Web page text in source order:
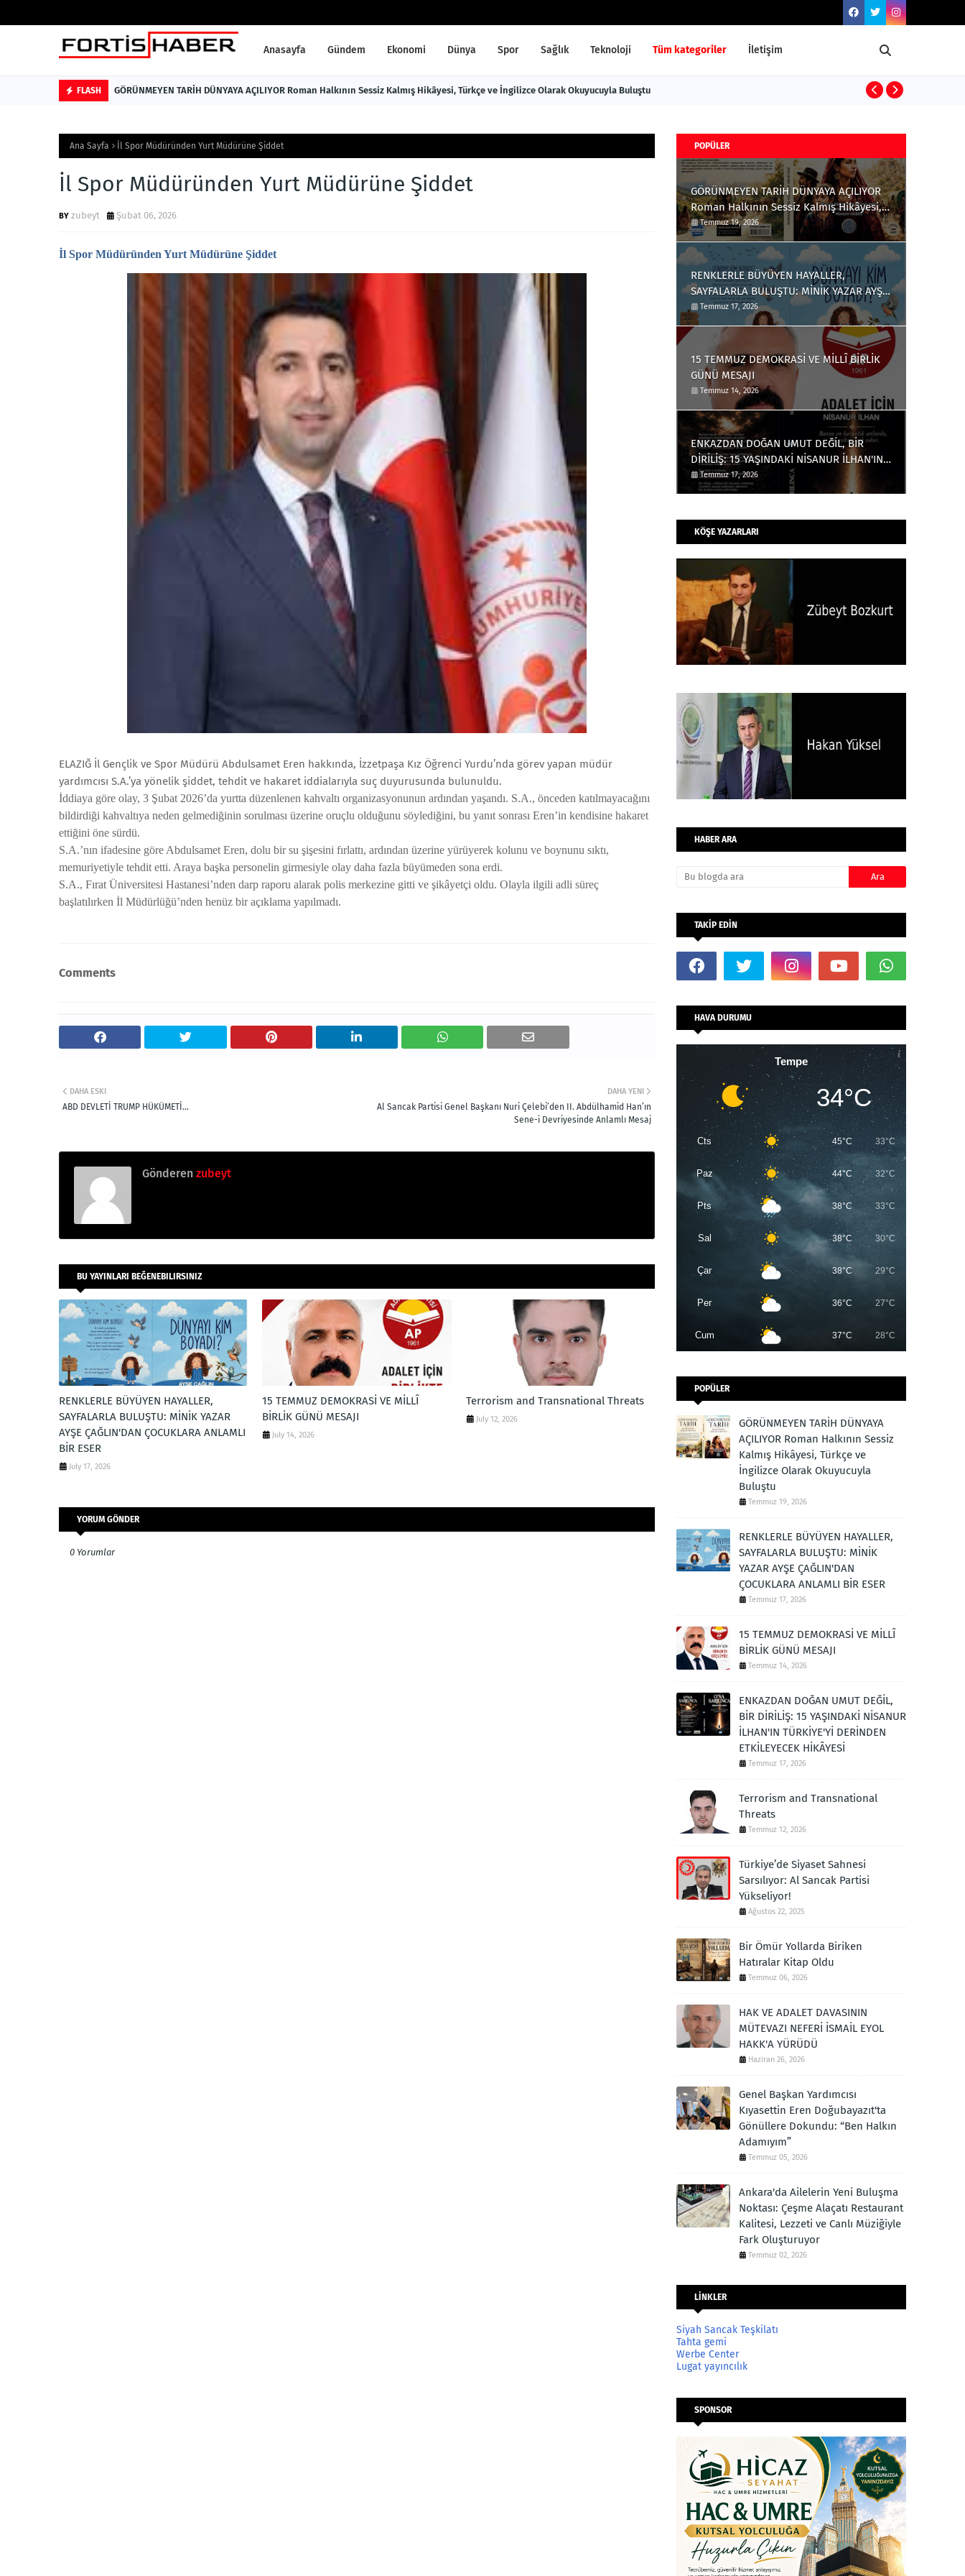
Anasayfa Gündem Ekonomi Dünya Spor Sağlık Teknoloji Tüm kategoriler İletişim
FLASH GÖRÜNMEYEN TARİH DÜNYAYA AÇILIYOR Roman Halkının Sessiz Kalmış Hikâyesi, Türkçe ve İngilizce Olarak Okuyucuyla Buluştu
Ana Sayfa İl Spor Müdüründen Yurt Müdürüne Şiddet
İl Spor Müdüründen Yurt Müdürüne Şiddet
zubeyt Şubat 06, 2026
İl Spor Müdüründen Yurt Müdürüne Şiddet
ELAZIĞ İl Gençlik ve Spor Müdürü Abdulsamet Eren hakkında, İzzetpaşa Kız Öğrenci Yurdu’nda görev yapan müdür
yardımcısı S.A.’ya yönelik şiddet, tehdit ve hakaret iddialarıyla suç duyurusunda bulunuldu.
İddiaya göre olay, 3 Şubat 2026’da yurtta düzenlenen kahvaltı organizasyonunun ardından yaşandı. S.A., önceden katılmayacağını
bildirdiği kahvaltıya neden gelmediğinin sorulması üzerine oruçlu olduğunu söylediğini, bu yanıt sonrası Eren’in kendisine hakaret
ettiğini öne sürdü.
S.A.’nın ifadesine göre Abdulsamet Eren, dolu bir su şişesini fırlattı, ardından üzerine yürüyerek kolunu ve boynunu sıktı,
memuriyetiyle tehdit etti. Araya başka personelin girmesiyle olay daha fazla büyümeden sona erdi.
S.A., Fırat Üniversitesi Hastanesi’nden darp raporu alarak polis merkezine gitti ve şikâyetçi oldu. Olayla ilgili adli süreç
başlatılırken İl Müdürlüğü’nden henüz bir açıklama yapılmadı.
Comments
DAHA YENI
Al Sancak Partisi Genel Başkanı Nuri Çelebi’den II. Abdülhamid Han’ın
Sene-i Devriyesinde Anlamlı Mesaj
DAHA ESKI
ABD DEVLETİ TRUMP HÜKÜMETİ...
Gönderen zubeyt
BU YAYINLARI BEĞENEBILIRSINIZ
RENKLERLE BÜYÜYEN HAYALLER,
SAYFALARLA BULUŞTU: MİNİK YAZAR
AYŞE ÇAĞLIN'DAN ÇOCUKLARA ANLAMLI
BİR ESER
July 17, 2026
15 TEMMUZ DEMOKRASİ VE MİLLÎ
BİRLİK GÜNÜ MESAJI
July 14, 2026
Terrorism and Transnational Threats
July 12, 2026
YORUM GÖNDER
0 Yorumlar
POPÜLER
GÖRÜNMEYEN TARİH DÜNYAYA AÇILIYOR
Roman Halkının Sessiz Kalmış Hikâyesi,
Türkçe ve İngilizce Olarak Okuyucuyla
Buluştu
Temmuz 19, 2026
RENKLERLE BÜYÜYEN HAYALLER,
SAYFALARLA BULUŞTU: MİNİK YAZAR AYŞE
ÇAĞLIN'DAN ÇOCUKLARA ANLAMLI BİR
ESER
Temmuz 17, 2026
15 TEMMUZ DEMOKRASİ VE MİLLÎ BİRLİK
GÜNÜ MESAJI
Temmuz 14, 2026
ENKAZDAN DOĞAN UMUT DEĞİL, BİR
DİRİLİŞ: 15 YAŞINDAKİ NİSANUR İLHAN'IN
TÜRKİYE'Yİ DERİNDEN ETKİLEYECEK
HİKÂYESİ
Temmuz 17, 2026
KÖŞE YAZARLARI
HABER ARA
TAKİP EDİN
HAVA DURUMU
Tempe
34°C
Cts 45°C 33°C
Paz 44°C 32°C
Pts 38°C 33°C
Sal 38°C 30°C
Çar 38°C 29°C
Per 36°C 27°C
Cum 37°C 28°C
POPÜLER
GÖRÜNMEYEN TARİH DÜNYAYA
AÇILIYOR Roman Halkının Sessiz
Kalmış Hikâyesi, Türkçe ve
İngilizce Olarak Okuyucuyla
Buluştu
Temmuz 19, 2026
RENKLERLE BÜYÜYEN HAYALLER,
SAYFALARLA BULUŞTU: MİNİK
YAZAR AYŞE ÇAĞLIN'DAN
ÇOCUKLARA ANLAMLI BİR ESER
Temmuz 17, 2026
15 TEMMUZ DEMOKRASİ VE MİLLÎ
BİRLİK GÜNÜ MESAJI
Temmuz 14, 2026
ENKAZDAN DOĞAN UMUT DEĞİL,
BİR DİRİLİŞ: 15 YAŞINDAKİ NİSANUR
İLHAN'IN TÜRKİYE'Yİ DERİNDEN
ETKİLEYECEK HİKÂYESİ
Temmuz 17, 2026
Terrorism and Transnational
Threats
Temmuz 12, 2026
Türkiye’de Siyaset Sahnesi
Sarsılıyor: Al Sancak Partisi
Yükseliyor!
Ağustos 22, 2025
Bir Ömür Yollarda Biriken
Hatıralar Kitap Oldu
Temmuz 06, 2026
HAK VE ADALET DAVASININ
MÜTEVAZI NEFERİ İSMAİL EYOL
HAKK'A YÜRÜDÜ
Haziran 26, 2026
Genel Başkan Yardımcısı
Kıyasettin Eren Doğubayazıt'ta
Gönüllere Dokundu: “Ben Halkın
Adamıyım”
Temmuz 05, 2026
Ankara'da Ailelerin Yeni Buluşma
Noktası: Çeşme Alaçatı Restaurant
Kalitesi, Lezzeti ve Canlı Müziğiyle
Fark Oluşturuyor
Temmuz 02, 2026
LİNKLER
Siyah Sancak Teşkilatı
Tahta gemi
Werbe Center
Lugat yayıncılık
SPONSOR